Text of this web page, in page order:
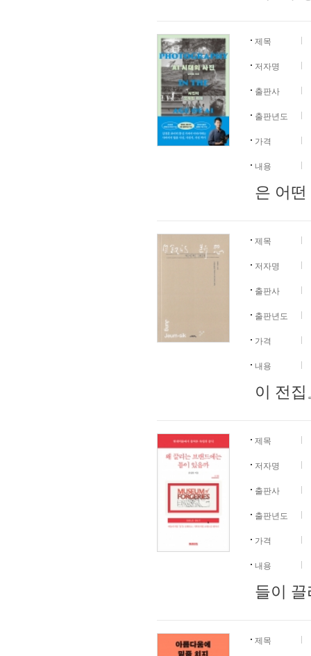
제목
저자명
출판사
출판년도
가격
내용
은 어
제목
저자명
출판사
출판년도
가격
내용
이 전
제목
저자명
출판사
출판년도
가격
내용
들이
제목